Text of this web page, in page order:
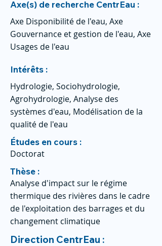
Axe(s) de recherche CentrEau :
Axe Disponibilité de l'eau, Axe
Gouvernance et gestion de l'eau, Axe
Usages de l'eau
Intérêts :
Hydrologie, Sociohydrologie,
Agrohydrologie, Analyse des
systèmes d'eau, Modélisation de la
qualité de l'eau
Études en cours :
Doctorat
Thèse :
Analyse d'impact sur le régime
thermique des rivières dans le cadre
de l'exploitation des barrages et du
changement climatique
Direction CentrEau :